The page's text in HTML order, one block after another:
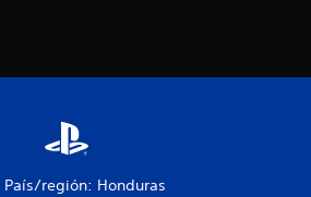
País/región: Honduras